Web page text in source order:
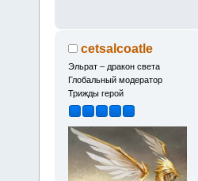
cetsalcoatle
Эльрат – дракон света
Глобальный модератор
Трижды герой